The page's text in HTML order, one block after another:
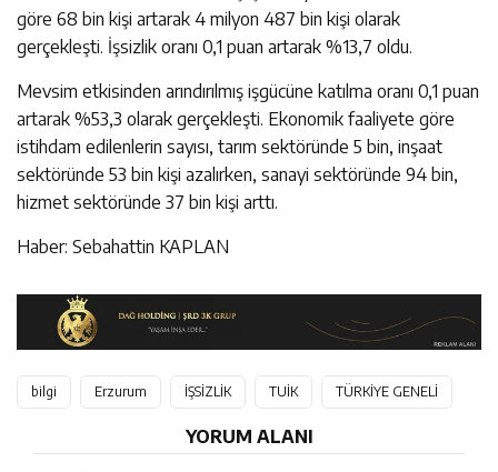
göre 68 bin kişi artarak 4 milyon 487 bin kişi olarak
gerçekleşti. İşsizlik oranı 0,1 puan artarak %13,7 oldu.
Mevsim etkisinden arındırılmış işgücüne katılma oranı 0,1 puan
artarak %53,3 olarak gerçekleşti. Ekonomik faaliyete göre
istihdam edilenlerin sayısı, tarım sektöründe 5 bin, inşaat
sektöründe 53 bin kişi azalırken, sanayi sektöründe 94 bin,
hizmet sektöründe 37 bin kişi arttı.
Haber: Sebahattin KAPLAN
bilgi Erzurum İŞSİZLİK TUİK TÜRKİYE GENELİ
YORUM ALANI